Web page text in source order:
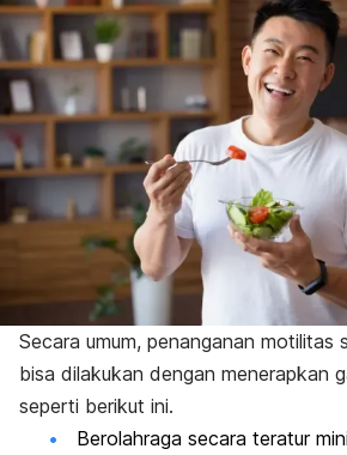
Secara umum, penanganan motilitas
bisa dilakukan dengan menerapkan
seperti berikut ini.
Berolahraga secara teratur